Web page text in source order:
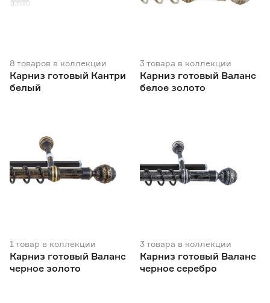
8 товаров в коллекции
Карниз готовый Кантри
белый
3товара в коллекции
Карниз готовый Валанс
белое золото
1 товар в коллекции
Карниз готовый Валанс
черное золото
3товара в коллекции
Карниз готовый Валанс
черное серебро